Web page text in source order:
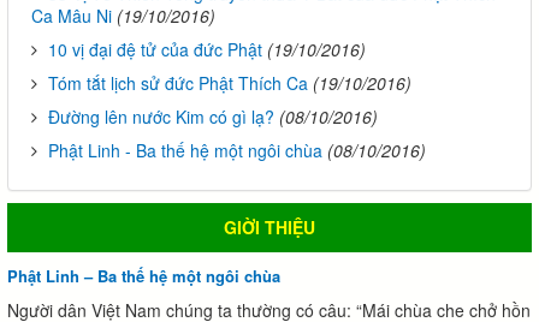
Ca Mâu Ni (19/10/2016)
10 vị đại đệ tử của đức Phật (19/10/2016)
Tóm tắt lịch sử đức Phật Thích Ca (19/10/2016)
Đường lên nước Kim có gì lạ? (08/10/2016)
Phật Linh - Ba thế hệ một ngôi chùa (08/10/2016)
GIỜI THIỆU
Phật Linh – Ba thế hệ một ngôi chùa
Người dân Việt Nam chúng ta thường có câu: “Mái chùa che chở hồn